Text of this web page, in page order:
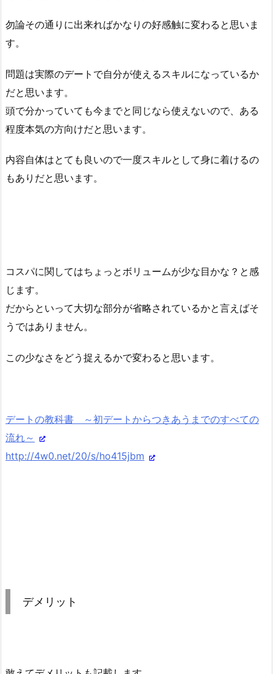
勿論その通りに出来ればかなりの好感触に変わると思いま
す。
問題は実際のデートで自分が使えるスキルになっているか
だと思います。
頭で分かっていても今までと同じなら使えないので、ある
程度本気の方向けだと思います。
内容自体はとても良いので一度スキルとして身に着けるの
もありだと思います。
コスパに関してはちょっとボリュームが少な目かな？と感
じます。
だからといって大切な部分が省略されているかと言えばそ
うではありません。
この少なさをどう捉えるかで変わると思います。
デートの教科書 ～初デートからつきあうまでのすべての
流れ～
http://4w0.net/20/s/ho415jbm
デメリット